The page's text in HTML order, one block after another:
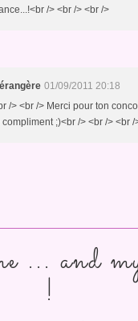
/> <br /> <br />
01/09/2011 20:18
/> <br /> Merci pour ton
compliment ;)<br /> <br /> <br /
... and
!